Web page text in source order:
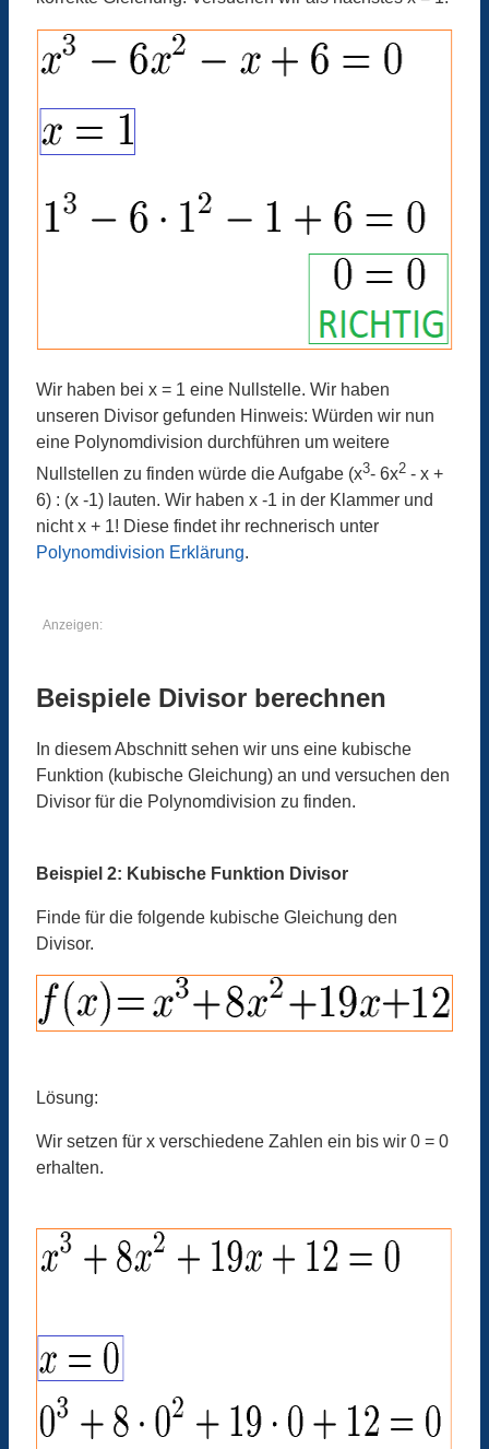
Wir haben bei x = 1 eine Nullstelle. Wir haben
unseren Divisor gefunden Hinweis: Würden wir nun
eine Polynomdivision durchführen um weitere
Nullstellen zu finden würde die Aufgabe (x3- 6x2 - x +
6) : (x -1) lauten. Wir haben x -1 in der Klammer und
nicht x + 1! Diese findet ihr rechnerisch unter
Polynomdivision Erklärung.
Anzeigen:
Beispiele Divisor berechnen
In diesem Abschnitt sehen wir uns eine kubische
Funktion (kubische Gleichung) an und versuchen den
Divisor für die Polynomdivision zu finden.
Beispiel 2: Kubische Funktion Divisor
Finde für die folgende kubische Gleichung den
Divisor.
Lösung:
Wir setzen für x verschiedene Zahlen ein bis wir 0 = 0
erhalten.